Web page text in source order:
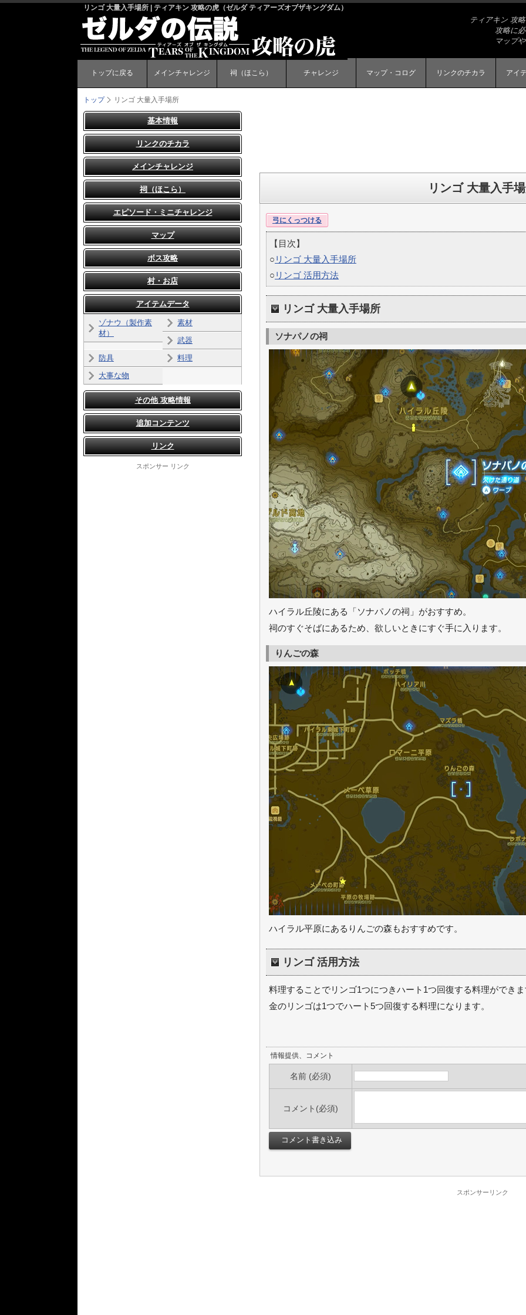
リンゴ 大量入手場所 | ティアキン 攻略の虎（ゼルダ ティアーズオブザキングダム）
ティアキン 攻
攻略に
マップ
トップに戻る メインチャレンジ 祠（ほこら） チャレンジ マップ・コログ リンクのチカラ アイ
トップ リンゴ 大量入手場所
リンゴ 大量入手
弓にくっつける
【目次】
○ リンゴ 大量入手場所
○ リンゴ 活用方法
リンゴ 大量入手場所
ソナパノの祠
ハイラル丘陵にある「ソナパノの祠」がおすすめ。
祠のすぐそばにあるため、欲しいときにすぐ手に入ります。
りんごの森
ハイラル平原にあるりんごの森もおすすめです。
リンゴ 活用方法
料理することでリンゴ1つにつきハート1つ回復する料理ができ
金のリンゴは1つでハート5つ回復する料理になります。
情報提供、コメント
名前 (必須)
コメント(必須)
スポンサーリンク
基本情報
リンクのチカラ
メインチャレンジ
祠（ほこら）
エピソード・ミニチャレンジ
マップ
ボス攻略
村・お店
アイテムデータ
ゾナウ（製作素
材）
素材
武器
防具
料理
大事な物
その他 攻略情報
追加コンテンツ
リンク
スポンサー リンク